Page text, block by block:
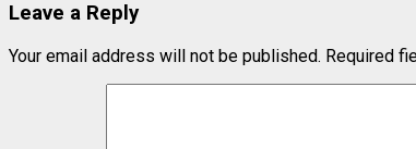
Leave a Reply
Your email address will not be published. Required